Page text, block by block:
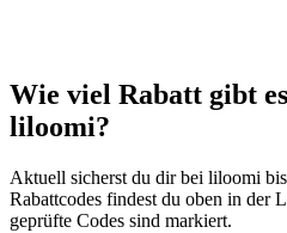
Wie viel Rabatt gibt
liloomi?
Aktuell sicherst du dir bei liloomi
Rabattcodes findest du oben in der
geprüfte Codes sind markiert.